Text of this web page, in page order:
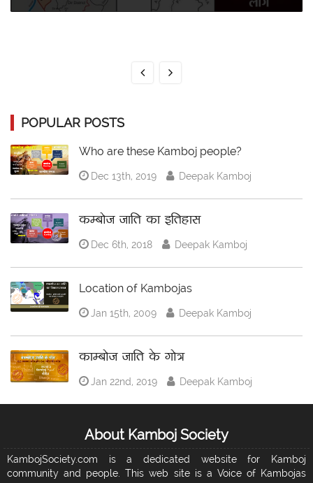
POPULAR POSTS
Who are these Kamboj people?
Dec 13th, 2019 Deepak Kamboj
कम्बोज जाति का इतिहास
Dec 6th, 2018 Deepak Kamboj
Location of Kambojas
Jan 15th, 2009 Deepak Kamboj
काम्बोज जाति के गोत्र
Jan 22nd, 2019 Deepak Kamboj
About Kamboj Society
KambojSociety.com is a dedicated website for Kamboj
community and people. This web site is a Voice of Kambojas